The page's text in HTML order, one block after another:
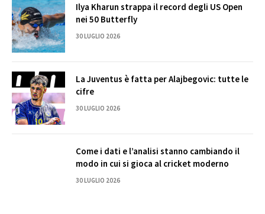
Ilya Kharun strappa il record degli US Open
nei 50 Butterfly
30 LUGLIO 2026
La Juventus è fatta per Alajbegovic: tutte le
cifre
30 LUGLIO 2026
Come i dati e l’analisi stanno cambiando il
modo in cui si gioca al cricket moderno
30 LUGLIO 2026